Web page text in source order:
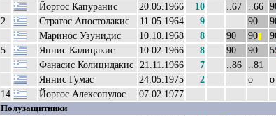
Йоргос Капуранис 20.05.1966 10 ..67 ..66
2
Стратос Апостолакис 11.05.1964 9 90
Маринос Узунидис 10.10.1968 8 90 90
5
Яннис Калицакис 10.02.1966 8 90 90
Фанасис Колицидакис
21.11.1966 7 ..86 ..81
Яннис Гумас
24.05.1975 2 о о
14
Йоргос Алексопулос 07.02.1977
Полузащитники